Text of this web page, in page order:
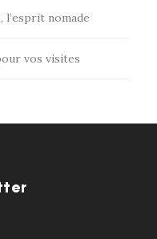
l’esprit nomade
vos visites